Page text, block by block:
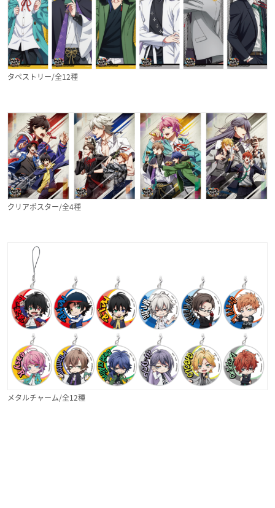
タペストリー/全12種
クリアポスター/全4種
メタルチャーム/全12種